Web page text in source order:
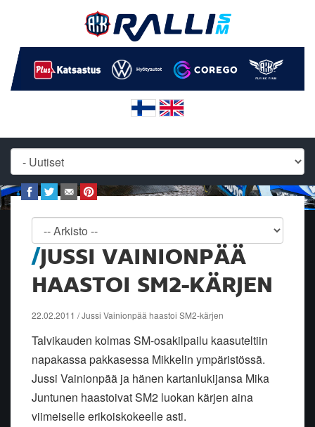
JUSSI VAINIONPÄÄ
HAASTOI SM2-KÄRJEN
22.02.2011 / Jussi Vainionpää haastoi SM2-kärjen
Talvikauden kolmas SM-osakilpailu kaasuteltiin
napakassa pakkasessa Mikkelin ympäristössä.
Jussi Vainionpää ja hänen kartanlukijansa Mika
Juntunen haastoivat SM2 luokan kärjen aina
viimeiselle erikoiskokeelle asti.